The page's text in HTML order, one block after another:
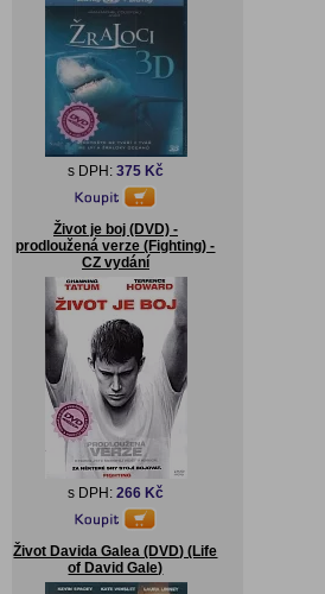
s DPH: 375 Kč
Život je boj (DVD) -
prodloužená verze (Fighting) -
CZ vydání
s DPH: 266 Kč
Život Davida Galea (DVD) (Life
of David Gale)